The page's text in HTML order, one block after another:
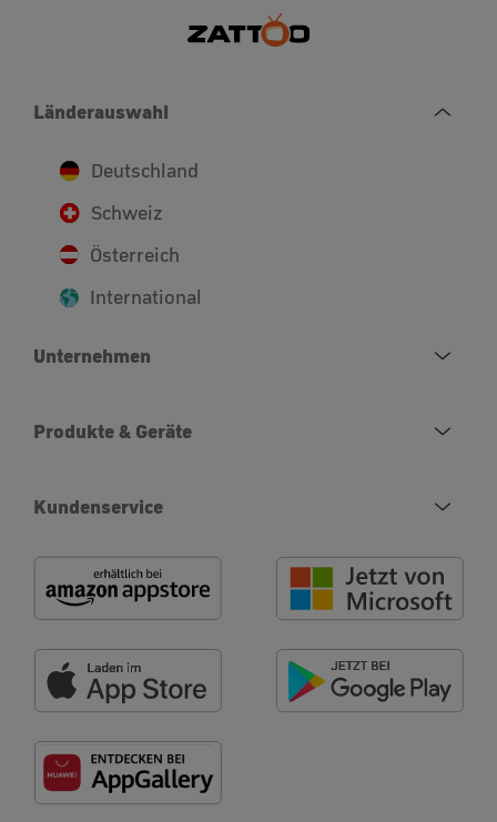
Länderauswahl
Deutschland
Schweiz
Österreich
International
Unternehmen
Produkte & Geräte
Kundenservice